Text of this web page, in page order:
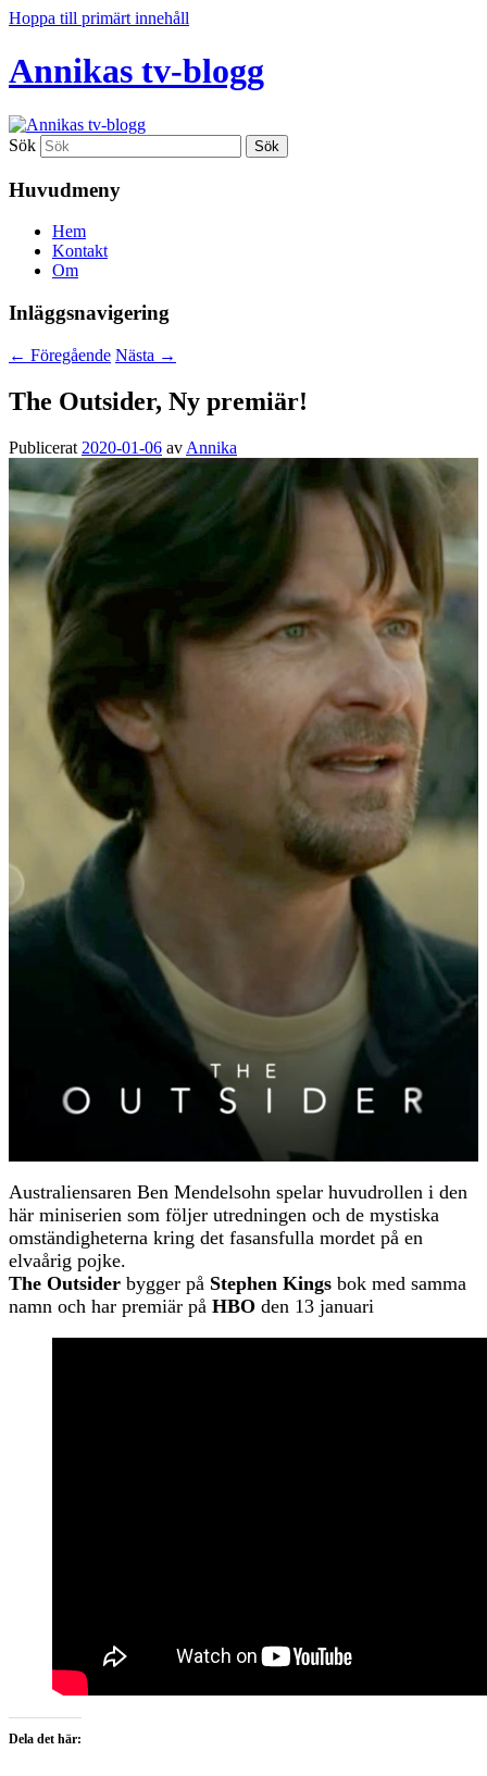
Hoppa till primärt innehåll
Annikas tv-blogg
Sök
Huvudmeny
Hem
Kontakt
Om
Inläggsnavigering
← Föregående Nästa →
The Outsider, Ny premiär!
Publicerat 2020-01-06 av Annika
Australiensaren Ben Mendelsohn spelar huvudrollen i den
här miniserien som följer utredningen och de mystiska
omständigheterna kring det fasansfulla mordet på en
elvaårig pojke.
The Outsider bygger på Stephen Kings bok med samma
namn och har premiär på HBO den 13 januari
Dela det här: